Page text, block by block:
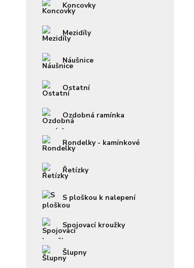
Koncovky
Mezidíly
Náušnice
Ostatní
Ozdobná ramínka
Rondelky - kamínkové
Řetízky
S ploškou k nalepení
Spojovací kroužky
Šlupny